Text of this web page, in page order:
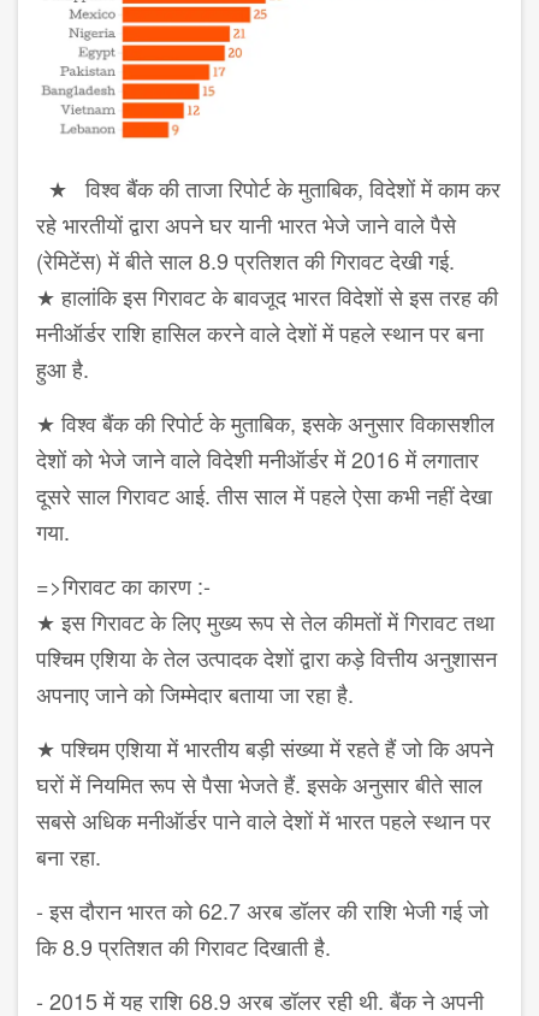
★ विश्व बैंक की ताजा रिपोर्ट के मुताबिक, विदेशों में काम कर
रहे भारतीयों द्वारा अपने घर यानी भारत भेजे जाने वाले पैसे
(रेमिटेंस) में बीते साल 8.9 प्रतिशत की गिरावट देखी गई.
★ हालांकि इस गिरावट के बावजूद भारत विदेशों से इस तरह की
मनीऑर्डर राशि हासिल करने वाले देशों में पहले स्थान पर बना
हुआ है.
★ विश्व बैंक की रिपोर्ट के मुताबिक, इसके अनुसार विकासशील
देशों को भेजे जाने वाले विदेशी मनीऑर्डर में 2016 में लगातार
दूसरे साल गिरावट आई. तीस साल में पहले ऐसा कभी नहीं देखा
गया.
=>गिरावट का कारण :-
★ इस गिरावट के लिए मुख्य रूप से तेल कीमतों में गिरावट तथा
पश्चिम एशिया के तेल उत्पादक देशों द्वारा कड़े वित्तीय अनुशासन
अपनाए जाने को जिम्मेदार बताया जा रहा है.
★ पश्चिम एशिया में भारतीय बड़ी संख्या में रहते हैं जो कि अपने
घरों में नियमित रूप से पैसा भेजते हैं. इसके अनुसार बीते साल
सबसे अधिक मनीऑर्डर पाने वाले देशों में भारत पहले स्थान पर
बना रहा.
- इस दौरान भारत को 62.7 अरब डॉलर की राशि भेजी गई जो
कि 8.9 प्रतिशत की गिरावट दिखाती है.
- 2015 में यह राशि 68.9 अरब डॉलर रही थी. बैंक ने अपनी